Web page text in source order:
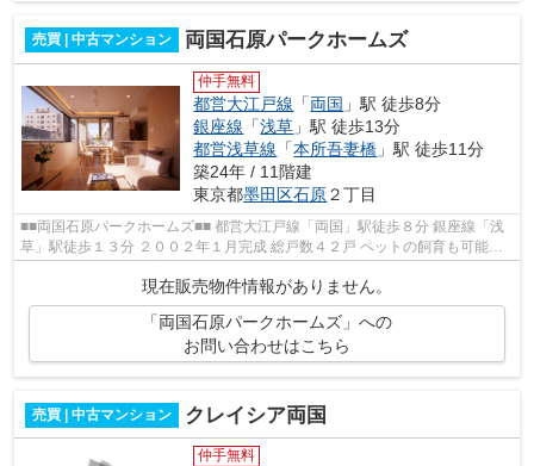
売買 | 中古マンション 両国石原パークホームズ
仲手無料
都営大江戸線 「両国 」駅 徒歩8分
銀座線 「浅草 」駅 徒歩13分
都営浅草線 「本所吾妻橋 」駅 徒歩11分
築24年 / 11階建
東京都墨田区石原２丁目
■■両国石原パークホームズ■■ 都営大江戸線「両国」駅徒歩８分 銀座線「浅
草」駅徒歩１３分 ２００２年１月完成 総戸数４２戸 ペットの飼育も可能で
す。 公園至近、住環境良好です...
現在販売物件情報がありません。
「両国石原パークホームズ」への
お問い合わせはこちら
売買 | 中古マンション クレイシア両国
仲手無料